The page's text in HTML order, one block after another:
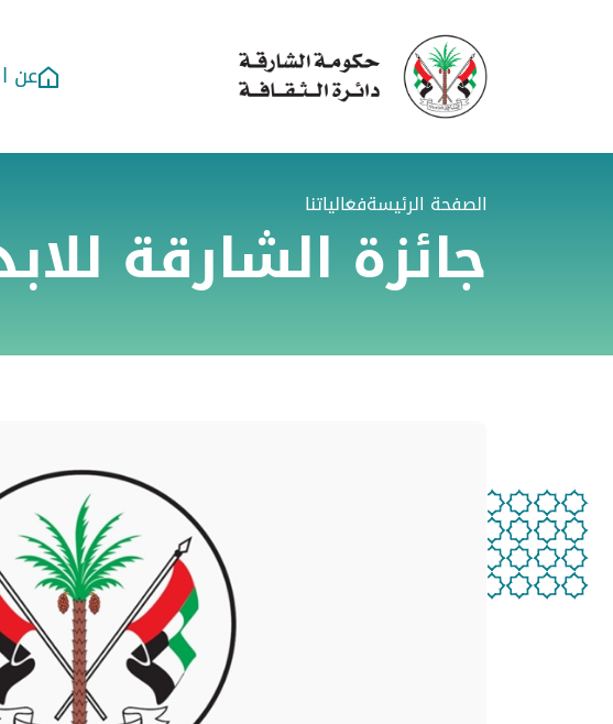
عن
الصفحة الرئيسةفعالياتنا
جائزة الشارقة